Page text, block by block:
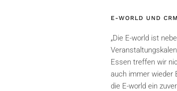
E-WORLD UND
„Die E-world ist
Essen treffen wir
auch immer wieder
die E-world ein